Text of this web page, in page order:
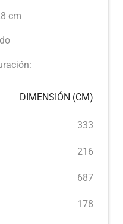
cm
DIMENSIÓN (CM)
333
216
687
178